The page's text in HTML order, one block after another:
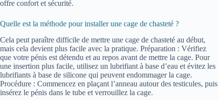
offre confort et sécurité.
Quelle est la méthode pour installer une cage de chasteté ?
Cela peut paraître difficile de mettre une cage de chasteté au début,
mais cela devient plus facile avec la pratique. Préparation : Vérifiez
que votre pénis est détendu et au repos avant de mettre la cage. Pour
une insertion plus facile, utilisez un lubrifiant à base d’eau et évitez les
lubrifiants à base de silicone qui peuvent endommager la cage.
Procédure : Commencez en plaçant l’anneau autour des testicules, puis
insérez le pénis dans le tube et verrouillez la cage.